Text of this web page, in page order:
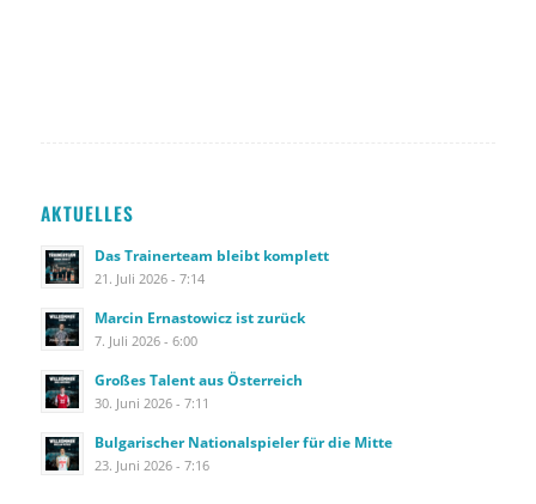
AKTUELLES
Das Trainerteam bleibt komplett
21. Juli 2026 - 7:14
Marcin Ernastowicz ist zurück
7. Juli 2026 - 6:00
Großes Talent aus Österreich
30. Juni 2026 - 7:11
Bulgarischer Nationalspieler für die Mitte
23. Juni 2026 - 7:16